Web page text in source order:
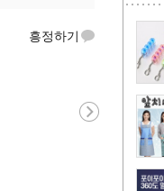
흥정하기